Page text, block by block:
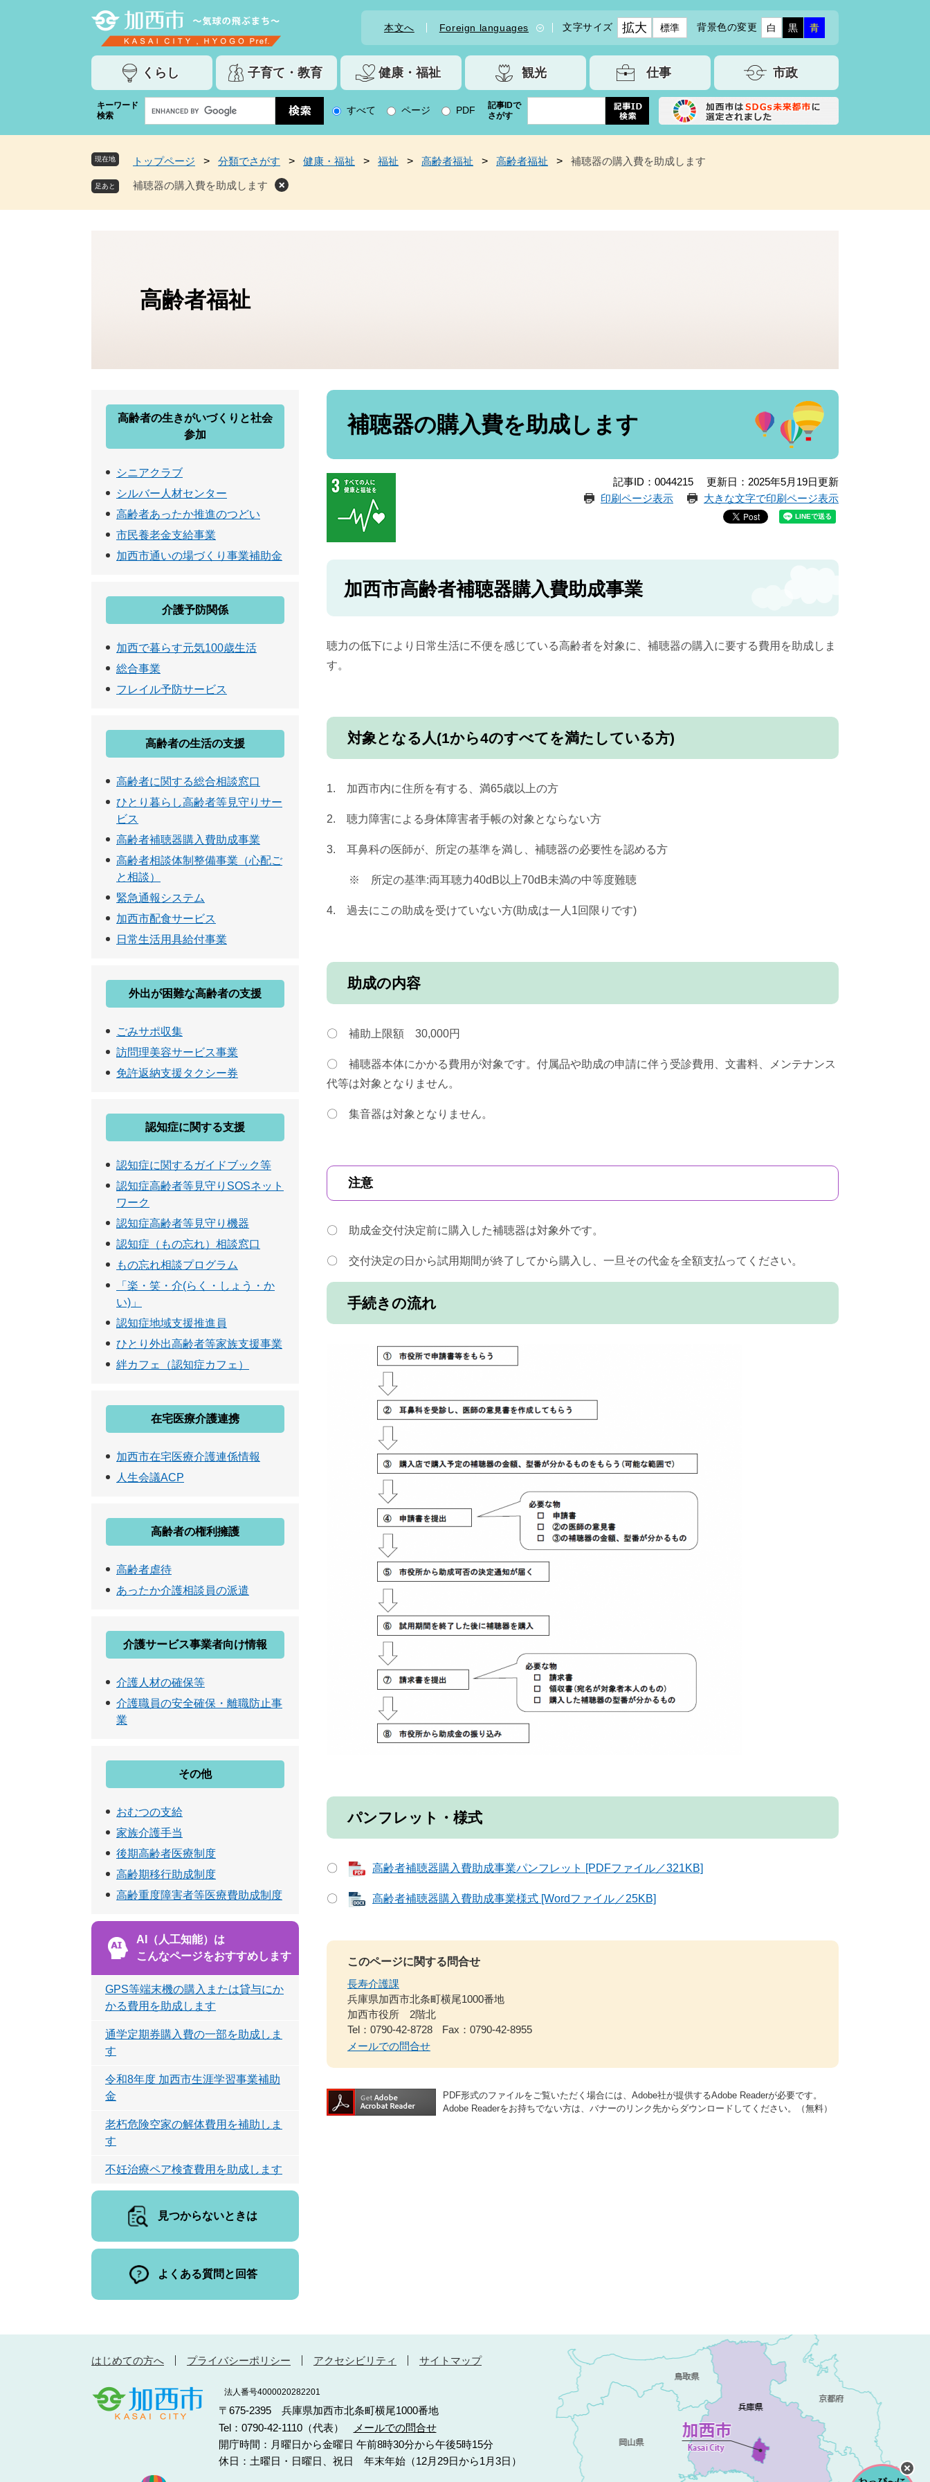
本文へ Foreign languages 文字サイズ 拡大 標準 背景色の変更 白 黒 青
くらし 子育て・教育 健康・福祉 観光 仕事 市政
キーワード
検索
o
l
カ
すべて ページ PDF
記事IDで
さがす
現在地 トップページ > 分類でさがす > 健康・福祉 > 福祉 > 高齢者福祉 > 高齢者福祉 > 補聴器の購入費を助成します
補聴器の購入費を助成します
高齢者福祉
本
補聴器の購入費を助成します
記事ID：0044215
更新日：2025年5月19日更新
印刷ページ表示
大きな文字で印刷ページ表示
加西市高齢者補聴器購入費助成事業
聴力の低下により日常生活に不便を感じている高齢者を対象に、補聴器の購入に要する費用を助成しま
す。
対象となる人(1から4のすべてを満たしている方)
1. 加西市内に住所を有する、満65歳以上の方
2. 聴力障害による身体障害者手帳の対象とならない方
3. 耳鼻科の医師が、所定の基準を満し、補聴器の必要性を認める方
※ 所定の基準:両耳聴力40dB以上70dB未満の中等度難聴
4. 過去にこの助成を受けていない方(助成は一人1回限りです)
助成の内容
〇 補助上限額 30,000円
〇 補聴器本体にかかる費用が対象です。付属品や助成の申請に伴う受診費用、文書料、メンテナンス
代等は対象となりません。
〇 集音器は対象となりません。
注意
〇 助成金交付決定前に購入した補聴器は対象外です。
〇 交付決定の日から試用期間が終了してから購入し、一旦その代金を全額支払ってください。
手続きの流れ
パンフレット・様式
〇 高齢者補聴器購入費助成事業パンフレット [PDFファイル／321KB]
〇 高齢者補聴器購入費助成事業様式 [Wordファイル／25KB]
このページに関する問合せ
長寿介護課
兵庫県加西市北条町横尾1000番地
加西市役所 2階北
Tel：0790-42-8728
Fax：0790-42-8955
メールでの問合せ
PDF形式のファイルをご覧いただく場合には、Adobe社が提供するAdobe Readerが必要です。
Adobe Readerをお持ちでない方は、バナーのリンク先からダウンロードしてください。（無料）
高齢者の生きがいづくりと社会
参加
シニアクラブ
シルバー人材センター
高齢者あったか推進のつどい
市民養老金支給事業
加西市通いの場づくり事業補助金
介護予防関係
加西で暮らす元気100歳生活
総合事業
フレイル予防サービス
高齢者の生活の支援
高齢者に関する総合相談窓口
ひとり暮らし高齢者等見守りサー
ビス
高齢者補聴器購入費助成事業
高齢者相談体制整備事業（心配ご
と相談）
緊急通報システム
加西市配食サービス
日常生活用具給付事業
外出が困難な高齢者の支援
ごみサポ収集
訪問理美容サービス事業
免許返納支援タクシー券
認知症に関する支援
認知症に関するガイドブック等
認知症高齢者等見守りSOSネット
ワーク
認知症高齢者等見守り機器
認知症（もの忘れ）相談窓口
もの忘れ相談プログラム
「楽・笑・介(らく・しょう・か
い)」
認知症地域支援推進員
ひとり外出高齢者等家族支援事業
絆カフェ（認知症カフェ）
在宅医療介護連携
加西市在宅医療介護連係情報
人生会議ACP
高齢者の権利擁護
高齢者虐待
あったか介護相談員の派遣
介護サービス事業者向け情報
介護人材の確保等
介護職員の安全確保・離職防止事
業
その他
おむつの支給
家族介護手当
後期高齢者医療制度
高齢期移行助成制度
高齢重度障害者等医療費助成制度
AI（人工知能）は
こんなページをおすすめします
GPS等端末機の購入または貸与にか
かる費用を助成します
通学定期券購入費の一部を助成しま
す
令和8年度 加西市生涯学習事業補助
金
老朽危険空家の解体費用を補助しま
す
不妊治療ペア検査費用を助成します
見つからないときは
よくある質問と回答
はじめての方へ プライバシーポリシー アクセシビリティ サイトマップ
法人番号4000020282201
〒675-2395 兵庫県加西市北条町横尾1000番地
Tel：0790-42-1110（代表）
メールでの問合せ
開庁時間：月曜日から金曜日 午前8時30分から午後5時15分
休日：土曜日・日曜日、祝日 年末年始（12月29日から1月3日）